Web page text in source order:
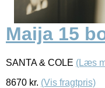
Maija 15
SANTA & COLE (Læs
8670 kr. (Vis fragtpris)